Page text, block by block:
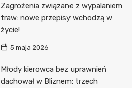
Zagrożenia związane z wypalaniem
traw: nowe przepisy wchodzą w
życie!
5 maja 2026
Młody kierowca bez uprawnień
dachował w Bliznem: trzech